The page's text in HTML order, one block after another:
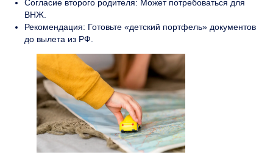
Согласие второго родителя: Может потребоваться для
ВНЖ.
Рекомендация: Готовьте «детский портфель» документов
до вылета из РФ.